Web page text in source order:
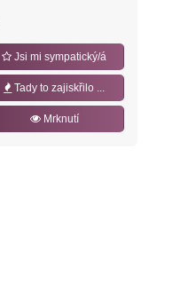
Jsi mi sympatický/á
Tady to zajiskřilo ...
Mrknutí